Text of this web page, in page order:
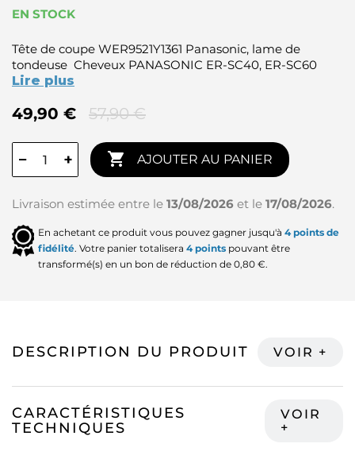
EN STOCK
Tête de coupe WER9521Y1361 Panasonic, lame de
tondeuse Cheveux PANASONIC ER-SC40, ER-SC60
Lire plus
49,90 € 57,90 €
− +  AJOUTER AU PANIER
Livraison estimée entre le 13/08/2026 et le 17/08/2026.
En achetant ce produit vous pouvez gagner jusqu'à 4points de
fidélité. Votre panier totalisera 4points pouvant être
transformé(s) en un bon de réduction de 0,80 €.
DESCRIPTION DU PRODUIT
CARACTÉRISTIQUES
TECHNIQUES